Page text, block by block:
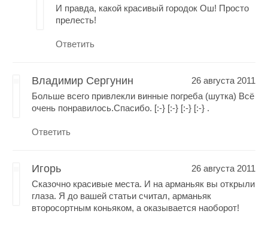
И правда, какой красивый городок Ош! Просто
прелесть!
Ответить
Владимир Сергунин
26 августа 2011
Больше всего привлекли винные погреба (шутка) Всё
очень понравилось.Спасибо. [:-} [:-} [:-} [:-} .
Ответить
Игорь
26 августа 2011
Сказочно красивые места. И на арманьяк вы открыли
глаза. Я до вашей статьи считал, арманьяк
второсортным коньяком, а оказывается наоборот!